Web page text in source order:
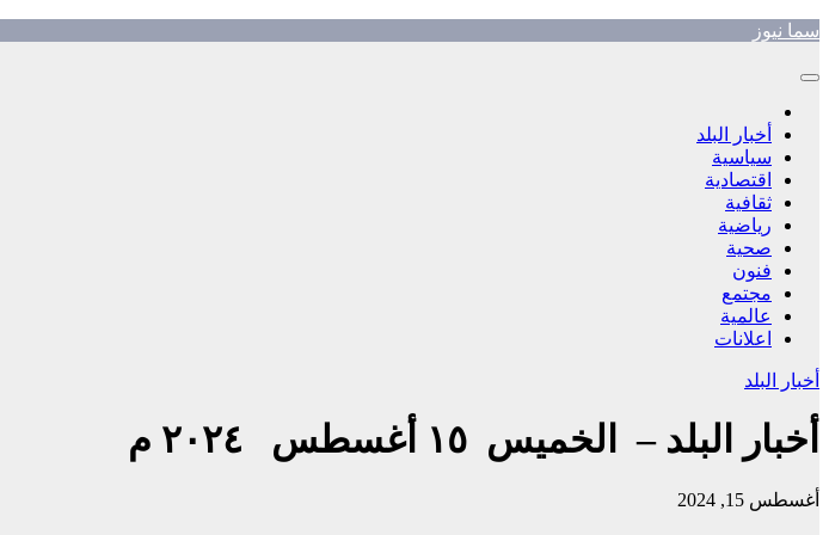
Skip
content
سما نيوز
أخبار البلد
سياسية
اقتصادية
ثقافية
رياضية
صحية
فنون
مجتمع
عالمية
اعلانات
أخبار البلد
أخبار البلد – الخميس ١٥ أغسطس ٢٠٢٤ م
أغسطس 15, 2024